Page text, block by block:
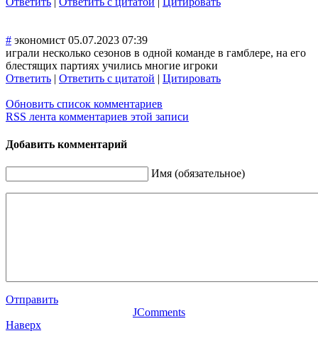
# экономист 05.07.2023 07:39
играли несколько сезонов в одной команде в гамблере, на его
блестящих партиях учились многие игроки
Ответить | Ответить с цитатой | Цитировать
Обновить список комментариев
RSS лента комментариев этой записи
Добавить комментарий
Имя (обязательное)
Отправить
JComments
Наверх